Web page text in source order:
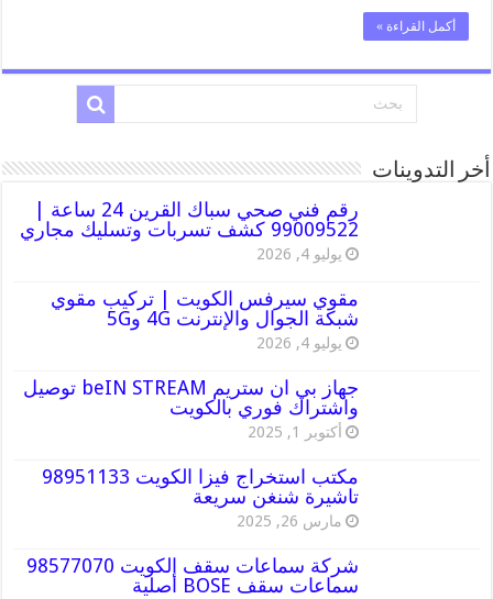
أكمل القراءة »
أخر التدوينات
رقم فني صحي سباك القرين 24 ساعة |
99009522 كشف تسربات وتسليك مجاري
يوليو 4, 2026
مقوي سيرفس الكويت | تركيب مقوي
شبكة الجوال والإنترنت 4G و5G
يوليو 4, 2026
جهاز بي ان ستريم beIN STREAM توصيل
واشتراك فوري بالكويت
أكتوبر 1, 2025
مكتب استخراج فيزا الكويت 98951133
تاشيرة شنغن سريعة
مارس 26, 2025
شركة سماعات سقف الكويت 98577070
سماعات سقف BOSE أصلية